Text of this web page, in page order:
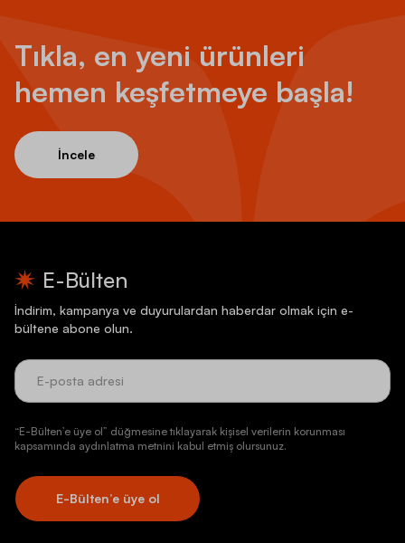
Tıkla, en yeni ürünleri
hemen keşfetmeye başla!
İncele
E-Bülten
İndirim, kampanya ve duyurulardan haberdar olmak için e-
bültene abone olun.
“E-Bülten’e üye ol” düğmesine tıklayarak kişisel verilerin korunması
kapsamında aydınlatma metnini kabul etmiş olursunuz.
E-Bülten’e üye ol